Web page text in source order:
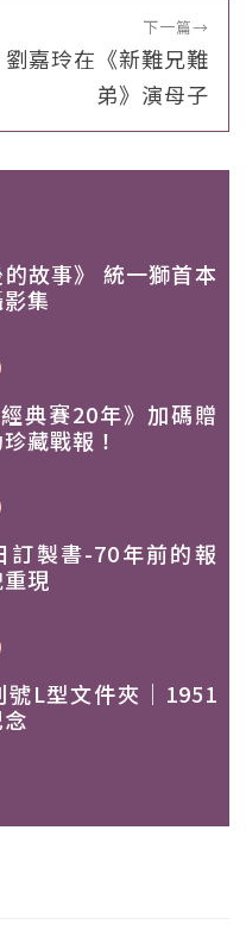
下一篇→
嘉玲在《新難兄難
弟》演母子
的故事》 統一獅首本
集
經典賽20年》加碼贈
藏戰報！
訂製書-70年前的報
現
號L型文件夾｜1951